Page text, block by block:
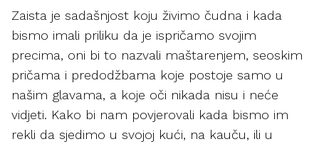
Zaista je sadašnjost koju živimo čudna i kada
bismo imali priliku da je ispričamo svojim
precima, oni bi to nazvali maštarenjem, seoskim
pričama i predodžbama koje postoje samo u
našim glavama, a koje oči nikada nisu i neće
vidjeti. Kako bi nam povjerovali kada bismo im
rekli da sjedimo u svojoj kući, na kauču, ili u